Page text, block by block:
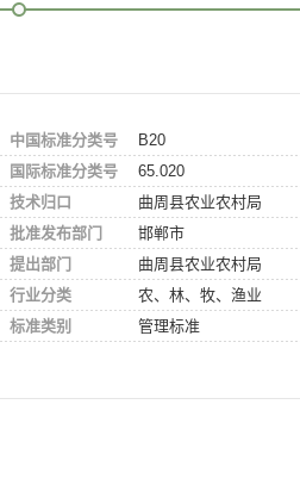
中国标准分类号
B20
国际标准分类号
65.020
技术归口
曲周县农业农村局
批准发布部门
邯郸市
提出部门
曲周县农业农村局
行业分类
农、林、牧、渔业
标准类别
管理标准